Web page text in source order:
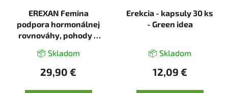
EREXAN Femina
podpora hormonálnej
rovnováhy, pohody a
kapsúl
📦 Skladom
29,90 €
Erekcia - kapsuly 30 ks
- Green idea
📦 Skladom
12,09 €